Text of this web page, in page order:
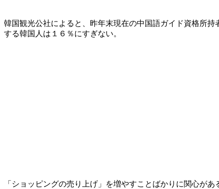
韓国観光公社によると、昨年末現在の中国語ガイド資格所
する韓国人は１６％にすぎない。
「ショッピングの売り上げ」を増やすことばかりに関心が